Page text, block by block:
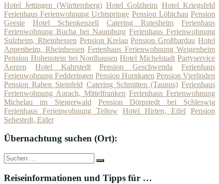
Hotel Jettingen (Württemberg) Hotel Golzheim Hotel Kriegsfeld
Ferienhaus Ferienwohnung Uchtspringe Pension Löbichau Pension
Geeste
Hotel Schenkenzell Catering Rutesheim
Ferienhaus
Ferienwohnung Bucha bei Naumburg Ferienhaus Ferienwohnung
Sulzheim, Rheinhessen Pension Krelau Pension Großbardau Hotel
Appenheim, Rheinhessen Ferienhaus Ferienwohnung Weigenheim
Pension Hohenstein bei Nordhausen Hotel Michelstadt Partyservice
Aerzen
Hotel Kahrstedt Pension Geschwenda
Ferienhaus
Ferienwohnung Fedderingen Pension Hornkaten Pension Vierlinden
Pension Raben Steinfeld Catering Schmitten (Taunus) Ferienhaus
Ferienwohnung Aurach, Mittelfranken Ferienhaus Ferienwohnung
Michelau im Steigerwald
Pension Dörpstedt bei Schleswig
Ferienhaus Ferienwohnung Teltow Hotel Hirten, Eifel
Pension
Sehestedt, Eider
Übernachtung suchen (Ort):
Suche
nach:
Suchen
Reiseinformationen und Tipps für …